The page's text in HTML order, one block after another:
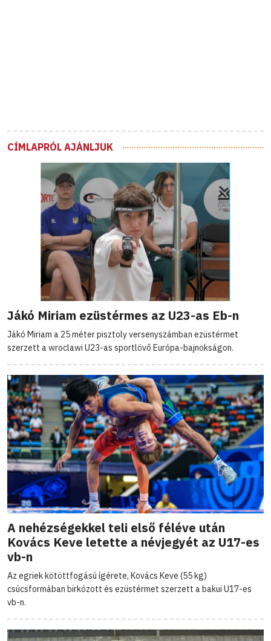
CÍMLAPRÓL AJÁNLJUK
Jákó Miriam ezüstérmes az U23-as Eb-n
Jákó Miriam a 25 méter pisztoly versenyszámban ezüstérmet
szerzett a wroclawi U23-as sportlövő Európa-bajnokságon.
A nehézségekkel teli első féléve után
Kovács Keve letette a névjegyét az U17-es
vb-n
Az egriek kötöttfogású ígérete, Kovács Keve (55 kg)
csúcsformában birkózott és ezüstérmet szerzett a bakui U17-es
vb-n.